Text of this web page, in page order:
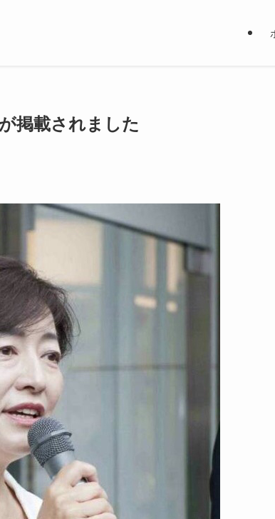
掲載されました